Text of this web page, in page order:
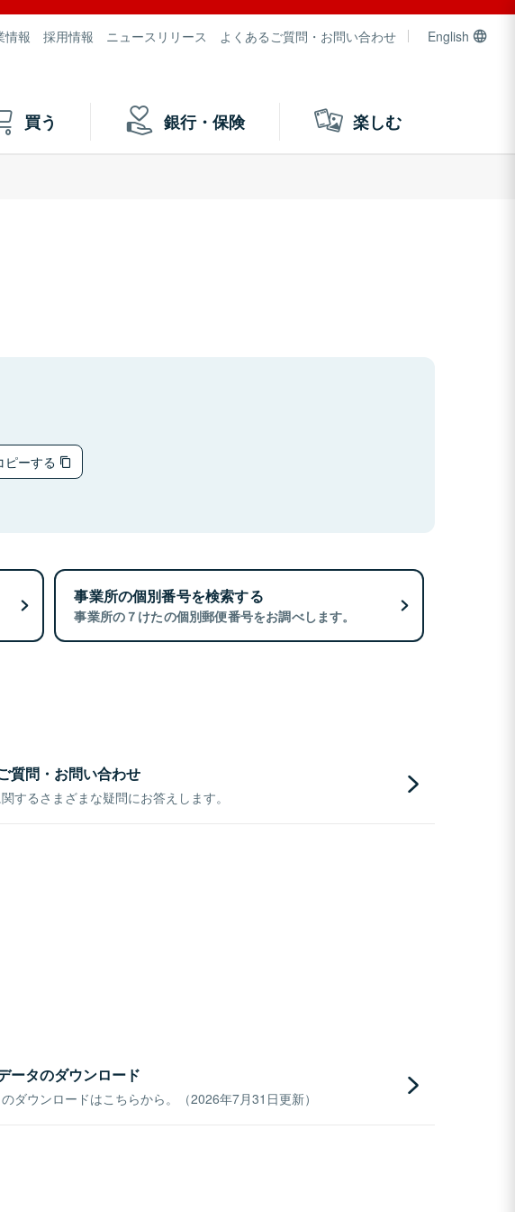
情報 採用情報 ニュースリリース よくあるご質問・お問い合わせ English
買う 銀行・保険 楽しむ
ピーする
事業所の個別番号を検索する
事業所の７けたの個別郵便番号をお調べします。
質問・お問い合わせ
するさまざまな疑問にお答えします。
ータのダウンロード
ダウンロードはこちらから。（2026年7月31日更新）